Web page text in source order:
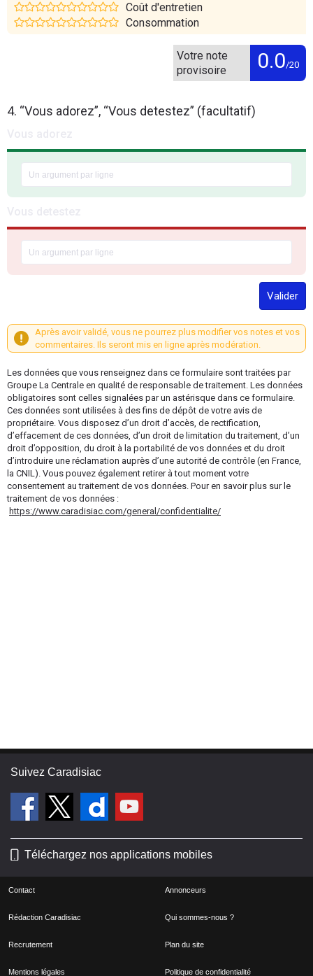
Coût d'entretien
Consommation
Votre note
provisoire
0.0/20
4. “Vous adorez”, “Vous detestez” (facultatif)
Valider
Après avoir validé, vous ne pourrez plus modifier vos notes et vos
commentaires. Ils seront mis en ligne après modération.
Les données que vous renseignez dans ce formulaire sont traitées par
Groupe La Centrale en qualité de responsable de traitement. Les données
obligatoires sont celles signalées par un astérisque dans ce formulaire.
Ces données sont utilisées à des fins de dépôt de votre avis de
propriétaire. Vous disposez d’un droit d’accès, de rectification,
d’effacement de ces données, d’un droit de limitation du traitement, d’un
droit d’opposition, du droit à la portabilité de vos données et du droit
d’introduire une réclamation auprès d’une autorité de contrôle (en France,
la CNIL). Vous pouvez également retirer à tout moment votre
consentement au traitement de vos données. Pour en savoir plus sur le
traitement de vos données :
https://www.caradisiac.com/general/confidentialite/
Suivez Caradisiac
Téléchargez nos applications mobiles
Contact Annonceurs
Rédaction Caradisiac Qui sommes-nous ?
Recrutement Plan du site
Mentions légales Politique de confidentialité